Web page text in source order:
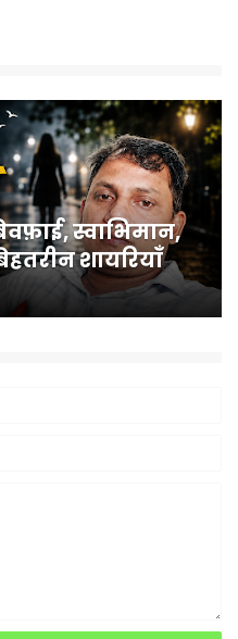
बेवफ़ाई, स्वाभिमान,
शायरियाँ